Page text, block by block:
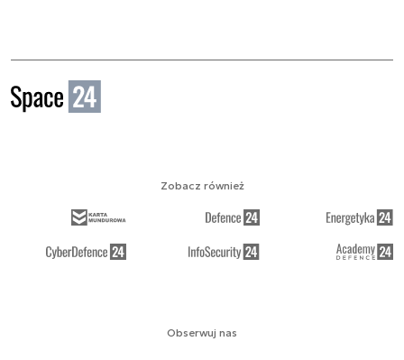
Obserwuj nas
Zobacz również